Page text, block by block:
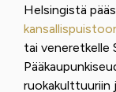
Helsingistä
tai veneretkelle
ruokakulttuuriin